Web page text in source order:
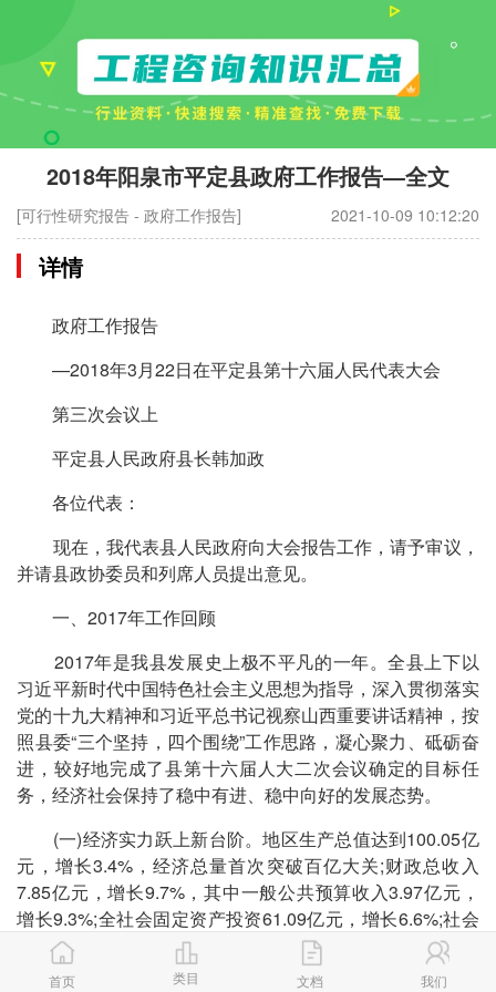
2018年阳泉市平定县政府工作报告—全文
[可行性研究报告 - 政府工作报告] 2021-10-09 10:12:20
详情
政府工作报告
—2018年3月22日在平定县第十六届人民代表大会
第三次会议上
平定县人民政府县长韩加政
各位代表：
现在，我代表县人民政府向大会报告工作，请予审议，
并请县政协委员和列席人员提出意见。
一、2017年工作回顾
2017年是我县发展史上极不平凡的一年。全县上下以
习近平新时代中国特色社会主义思想为指导，深入贯彻落实
党的十九大精神和习近平总书记视察山西重要讲话精神，按
照县委“三个坚持，四个围绕”工作思路，凝心聚力、砥砺奋
进，较好地完成了县第十六届人大二次会议确定的目标任
务，经济社会保持了稳中有进、稳中向好的发展态势。
(一)经济实力跃上新台阶。地区生产总值达到100.05亿
元，增长3.4%，经济总量首次突破百亿大关;财政总收入
7.85亿元，增长9.7%，其中一般公共预算收入3.97亿元，
增长9.3%;全社会固定资产投资61.09亿元，增长6.6%;社会
消费品零售总额36亿元，增长5.5%;规模以上工业增加值
37.48亿元，比上年净增2.35亿元;城乡居民人均可支配收入
首页 类目 文档 我们